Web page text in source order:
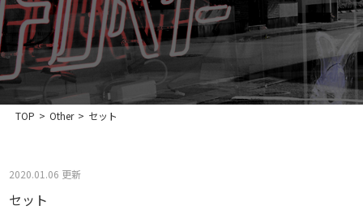
TOP > Other > セット
2020.01.06 更新
セット